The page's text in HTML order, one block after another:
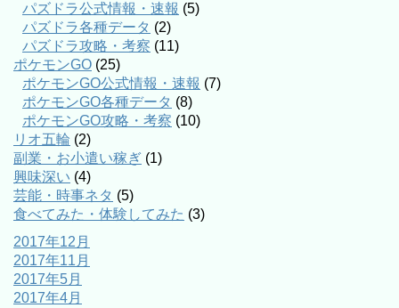
パズドラ公式情報・速報 (5)
パズドラ各種データ (2)
パズドラ攻略・考察 (11)
ポケモンGO (25)
ポケモンGO公式情報・速報 (7)
ポケモンGO各種データ (8)
ポケモンGO攻略・考察 (10)
リオ五輪 (2)
副業・お小遣い稼ぎ (1)
興味深い (4)
芸能・時事ネタ (5)
食べてみた・体験してみた (3)
2017年12月
2017年11月
2017年5月
2017年4月